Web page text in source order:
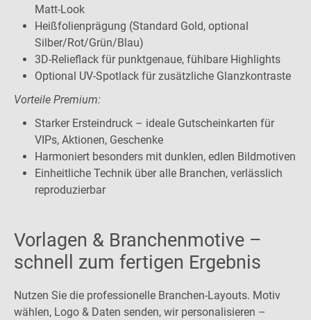
Matt-Look
Heißfolienprägung (Standard Gold, optional
Silber/Rot/Grün/Blau)
3D-Relieflack für punktgenaue, fühlbare Highlights
Optional UV-Spotlack für zusätzliche Glanzkontraste
Vorteile Premium:
Starker Ersteindruck – ideale Gutscheinkarten für
VIPs, Aktionen, Geschenke
Harmoniert besonders mit dunklen, edlen Bildmotiven
Einheitliche Technik über alle Branchen, verlässlich
reproduzierbar
Vorlagen & Branchenmotive –
schnell zum fertigen Ergebnis
Nutzen Sie die professionelle Branchen-Layouts. Motiv
wählen, Logo & Daten senden, wir personalisieren –